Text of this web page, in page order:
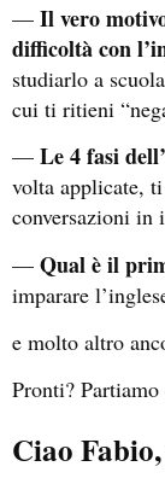
— Il vero
difficoltà con
studiarlo a
cui ti ritieni
— Le 4 fasi
volta applicate,
conversazioni in
— Qual è il
imparare
e molto altro
Pronti?
Ciao